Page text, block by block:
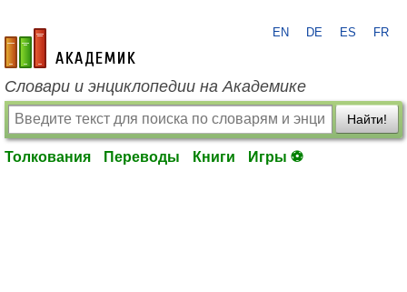
academic.ru
EN DE ES FR
Словари и энциклопедии на Академике
Найти!
Толкования Переводы Книги Игры ⚽